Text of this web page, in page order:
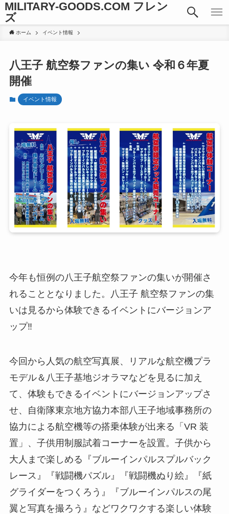
MILITARY-GOODS.COM フレン
ズ
ホーム イベント情報
八王子 航空祭ファンの集い 令和６年夏
開催
イベント情報
今年も恒例の八王子航空祭ファンの集いが開催さ
れることとなりました。⼋王⼦ 航空祭ファンの集
いは⾒るから体験できるイベントにバージョンア
ップ‼
今回から⼈気の航空写真展、リアルな航空機プラ
モデル＆⼋王⼦基地ジオラマなどを⾒るに加え
て、体験もできるイベントにバージョンアップさ
せ、⾃衛隊東京地⽅協⼒本部⼋王⼦地域事務所の
協⼒による航空機等の搭乗体験が出来る「VR 装
置」、⼦供⽤制服試着コーナーを設置。⼦供から
⼤⼈まで楽しめる『ブルーインパルスプルバック
レース』『戦闘機パズル』『戦闘機ぬり絵』『紙
グライダーをつくろう』『ブルーインパルスの尾
翼と写真を撮ろう』などワクワクする楽しい体験